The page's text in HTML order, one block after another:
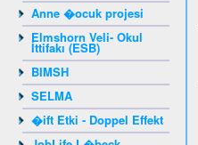
Anne �ocuk projesi
Elmshorn Veli- Okul
İttifakı (ESB)
BIMSH
SELMA
�ift Etki - Doppel Effekt